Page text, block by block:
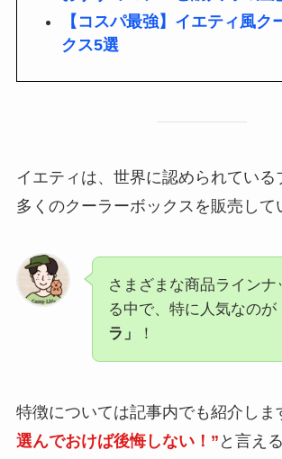
【コスパ最強】イエティ風ク
クス5選
イエティは、世界に認められている
多くのクーラーボックスを販売して
さまざまな商品ラインナ
る中で、特に人気なのが
ラ」
！
特徴については記事内でも紹介しま
選んでおけば後悔しない！” と言える